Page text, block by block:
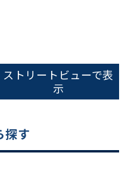
だくと
内できます
18:00
ストリートビューで表
示
探す